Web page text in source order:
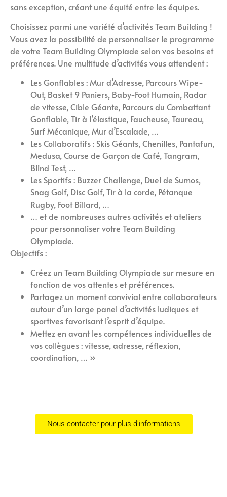
sans exception, créant une équité entre les équipes.
Choisissez parmi une variété d’activités Team Building !
Vous avez la possibilité de personnaliser le programme
de votre Team Building Olympiade selon vos besoins et
préférences. Une multitude d’activités vous attendent :
Les Gonflables : Mur d’Adresse, Parcours Wipe-
Out, Basket 9 Paniers, Baby-Foot Humain, Radar
de vitesse, Cible Géante, Parcours du Combattant
Gonflable, Tir à l’élastique, Faucheuse, Taureau,
Surf Mécanique, Mur d’Escalade, …
Les Collaboratifs : Skis Géants, Chenilles, Pantafun,
Medusa, Course de Garçon de Café, Tangram,
Blind Test, …
Les Sportifs : Buzzer Challenge, Duel de Sumos,
Snag Golf, Disc Golf, Tir à la corde, Pétanque
Rugby, Foot Billard, …
… et de nombreuses autres activités et ateliers
pour personnaliser votre Team Building
Olympiade.
Objectifs :
Créez un Team Building Olympiade sur mesure en
fonction de vos attentes et préférences.
Partagez un moment convivial entre collaborateurs
autour d’un large panel d’activités ludiques et
sportives favorisant l’esprit d’équipe.
Mettez en avant les compétences individuelles de
vos collègues : vitesse, adresse, réflexion,
coordination, … »
Nous contacter pour plus d'informations